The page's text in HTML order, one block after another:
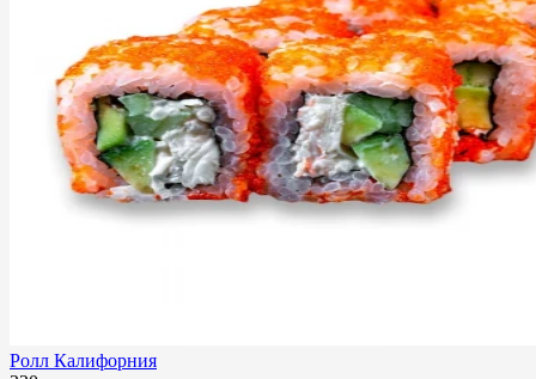
Ролл Калифорния